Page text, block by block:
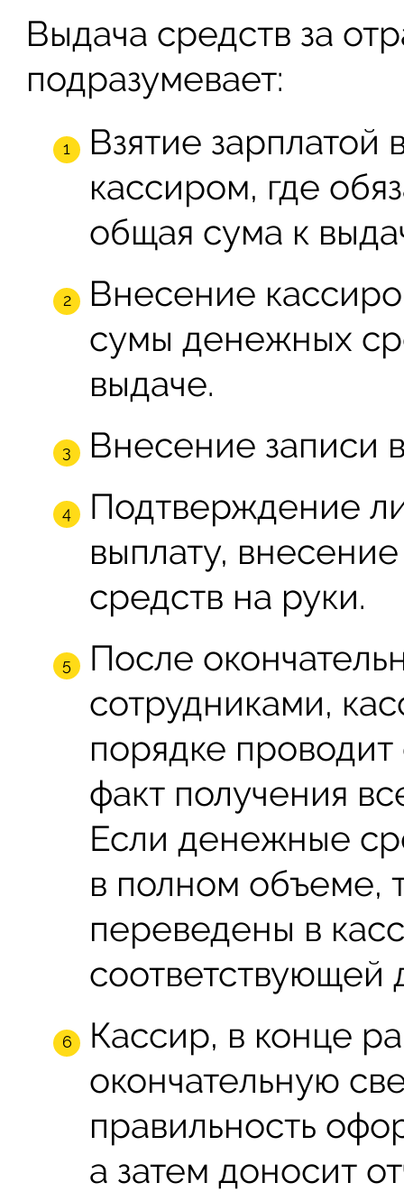
Выдача средств за
подразумевает:
Взятие
кассиром, где
общая сума к
Внесение
сумы денежных
выдаче.
Внесение записи
Подтверждение
выплату,
средств на руки.
После
сотрудниками,
порядке
факт получения
Если денежные
в полном объеме,
переведены в
соответствующей
Кассир, в конце
окончательную
правильность
а затем доносит